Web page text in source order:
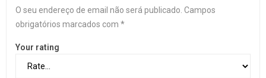
O seu endereço de email não será publicado. Campos
obrigatórios marcados com *
Your rating